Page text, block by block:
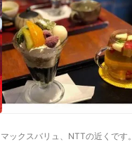
ックスバリュ、NTTの近くです。